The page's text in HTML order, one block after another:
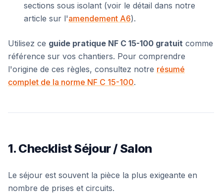
sections sous isolant (voir le détail dans notre
article sur l'amendement A6).
Utilisez ce guide pratique NF C 15-100 gratuit comme
référence sur vos chantiers. Pour comprendre
l'origine de ces règles, consultez notre résumé
complet de la norme NF C 15-100.
1. Checklist Séjour / Salon
Le séjour est souvent la pièce la plus exigeante en
nombre de prises et circuits.